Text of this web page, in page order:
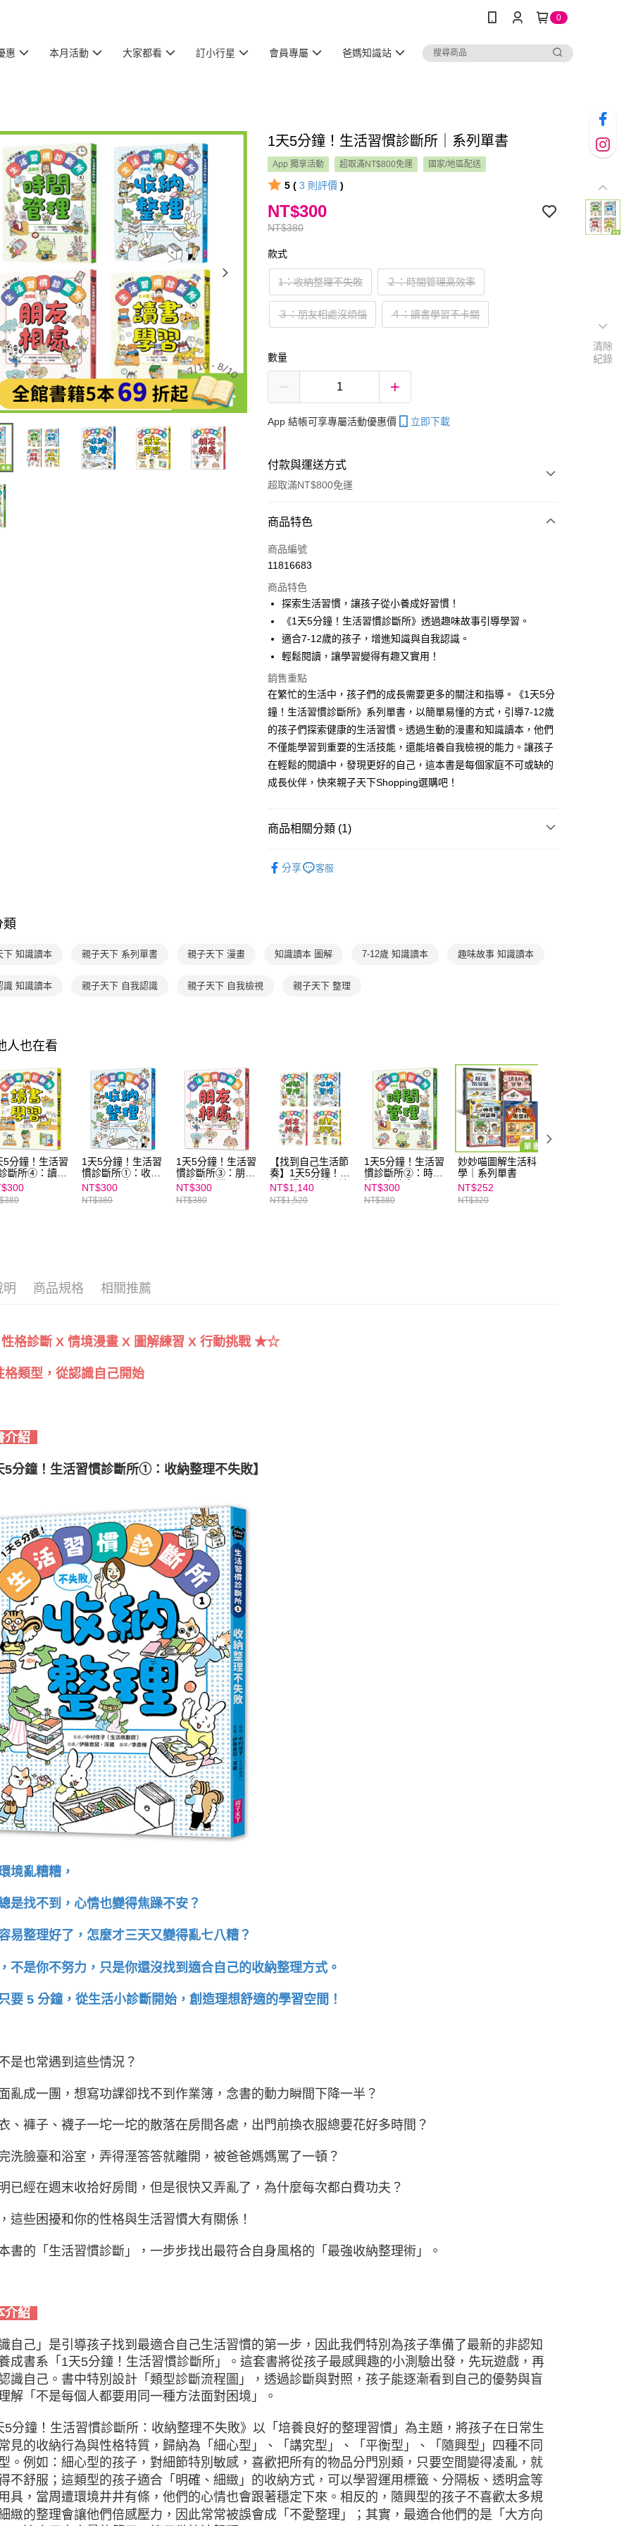
0
惠 本月活動 大家都看 訂小行星 會員專屬 爸媽知識站
1天5分鐘！生活習慣診斷所｜系列單書
App 獨享活動 超取滿NT$800免運 國家/地區配送
5 ( 3 則評價 )
NT$380
NT$300
款式
1：收納整理不失敗 ２：時間管理高效率
３：朋友相處沒煩惱 ４：讀書學習不卡關
數量
App 結帳可享專屬活動優惠價 立即下載
付款與運送方式
超取滿NT$800免運
付款方式
信用卡一次付款
Apple Pay
大哥付你分期
相關說明
【大哥付你分期使用說明】
2.付款方式選擇「大哥付你分期」，訂單成立後會自動跳轉到大哥付的交易
流程，驗證手機門號後，選擇欲分期的期數、繳款截止日，確認付款後即
完成交易。
3.實際核准額度、可分期數及費用金額請依後續交易確認頁面所載為準。
4.訂單成立30分鐘內，如未前往確認交易或遇審核未通過，訂單將自動取
消。如遇「轉專審核」未通過狀況，表示未達大哥付你分期系統評分，恕
【繳款方式說明】
1.分期款項不併入電信帳單，「大哥付你分期」於每月結算日後寄送繳費提
帳／街口支付／iPASS MONEY」等通路繳費。
用戶於交易時，得透過本服務購買商品或服務，並由商店將買賣／分期付
相關說明
【關於「AFTEE先享後付」】
AFTEE先享後付是「在收到商品之後才付款」的支付方式。 讓您購物簡單
１．簡單：不需註冊會員、不需綁卡、不需儲值。
２．便利：只要手機號碼，簡訊認證，即可結帳。
３．安心：先確認商品／服務後，再付款。
【「AFTEE先享後付」結帳流程】
２．訂單成立數日內，您將收到繳費通知簡訊。
３．收到繳費通知簡訊後14天內，點擊此簡訊中的連結，可透過四大超商
※ 請注意：結帳手續完成當下不需立刻繳費，但若您需要取消訂單，請聯
絡購買商品的店家。未經商家同意取消之訂單仍視為有效，需透過AFTEE
【注意事項】
求債權轉讓予恩沛科技股份有限公司。
４．使用「AFTEE先享後付」時，將依據個別帳號之用戶狀況，依本公司
即時審查核予不同之上限額度；若仍有額度不足之情形，本公司將視審查
結果請求用戶進行身份認證。
５．嚴禁一人註冊多個帳號或使用他人資訊註冊。若發現惡意使用之情
形，恩沛科技股份有限公司將有權停止該用戶之使用額度並採取法律行
動。
ATM付款
運送方式
付款後全家取貨
付款後7-11取貨
國內宅配/郵寄 (不適用離島、海外及郵局i郵箱)
海外包裹航空運送 查看運費
商品特色
商品編號
11816683
商品特色
探索生活習慣，讓孩子從小養成好習慣！
《1天5分鐘！生活習慣診斷所》透過趣味故事引導學習。
適合7-12歲的孩子，增進知識與自我認識。
輕鬆閱讀，讓學習變得有趣又實用！
銷售重點
在繁忙的生活中，孩子們的成長需要更多的關注和指導。《1天5分
鐘！生活習慣診斷所》系列單書，以簡單易懂的方式，引導7-12歲
的孩子們探索健康的生活習慣。透過生動的漫畫和知識讀本，他們
不僅能學習到重要的生活技能，還能培養自我檢視的能力。讓孩子
在輕鬆的閱讀中，發現更好的自己，這本書是每個家庭不可或缺的
成長伙伴，快來親子天下Shopping選購吧！
商品相關分類 (1)
分享
客服
類
下 知識讀本 親子天下 系列單書 親子天下 漫畫 知識讀本 圖解 7-12歲 知識讀本 趣味故事 知識讀本
識 知識讀本 親子天下 自我認識 親子天下 自我檢視 親子天下 整理
人也在看
5分鐘！生活習
斷所➃：讀書
不卡關
1天5分鐘！生活習
慣診斷所①：收納
整理不失敗
NT$300
NT$380
1天5分鐘！生活習
慣診斷所③：朋友
相處沒煩惱
NT$300
NT$380
【找到自己生活節
奏】1天5分鐘！生
活習慣診斷所：讀
書學習ｘ時間管理
ｘ朋友相處ｘ收納
NT$1,140
NT$1,520
1天5分鐘！生活習
慣診斷所➁：時間
管理高效率
NT$300
NT$380
妙妙喵圖解生活科
學｜系列單書
NT$252
NT$320
明 商品規格 相關推薦
格診斷 X 情境漫畫 X 圖解練習 X 行動挑戰 ★☆
格類型，從認識自己開始
紹
5分鐘！生活習慣診斷所①：收納整理不失敗】
境亂糟糟，
是找不到，心情也變得焦躁不安？
易整理好了，怎麼才三天又變得亂七八糟？
不是你不努力，只是你還沒找到適合自己的收納整理方式。
要 5 分鐘，從生活小診斷開始，創造理想舒適的學習空間！
是也常遇到這些情況？
亂成一團，想寫功課卻找不到作業簿，念書的動力瞬間下降一半？
、褲子、襪子一坨一坨的散落在房間各處，出門前換衣服總要花好多時間？
洗臉臺和浴室，弄得溼答答就離開，被爸爸媽媽罵了一頓？
已經在週末收拾好房間，但是很快又弄亂了，為什麼每次都白費功夫？
這些困擾和你的性格與生活習慣大有關係！
書的「生活習慣診斷」，一步步找出最符合自身風格的「最強收納整理術」。
紹
自己」是引導孩子找到最適合自己生活習慣的第一步，因此我們特別為孩子準備了最新的非認知
成書系「1天5分鐘！生活習慣診斷所」。這套書將從孩子最感興趣的小測驗出發，先玩遊戲，再
識自己。書中特別設計「類型診斷流程圖」，透過診斷與對照，孩子能逐漸看到自己的優勢與盲
解「不是每個人都要用同一種方法面對困境」。
5分鐘！生活習慣診斷所：收納整理不失敗》以「培養良好的整理習慣」為主題，將孩子在日常生
見的收納行為與性格特質，歸納為「細心型」、「講究型」、「平衡型」、「隨興型」四種不同
。例如：細心型的孩子，對細節特別敏感，喜歡把所有的物品分門別類，只要空間變得凌亂，就
不舒服；這類型的孩子適合「明確、細緻」的收納方式，可以學習運用標籤、分隔板、透明盒等
具，當周遭環境井井有條，他們的心情也會跟著穩定下來。相反的，隨興型的孩子不喜歡太多規
緻的整理會讓他們倍感壓力，因此常常被誤會成「不愛整理」；其實，最適合他們的是「大方向
清除
紀錄